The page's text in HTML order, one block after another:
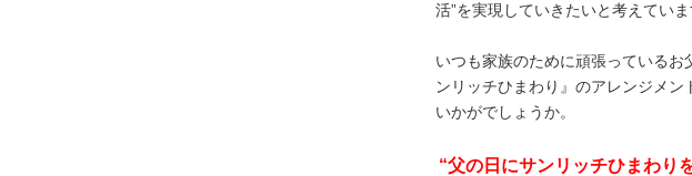
活”を実現していきたいと考えていま
いつも家族のために頑張っているお
ンリッチひまわり』のアレンジメ
いかがでしょうか。
“父の日にサンリッチひまわり